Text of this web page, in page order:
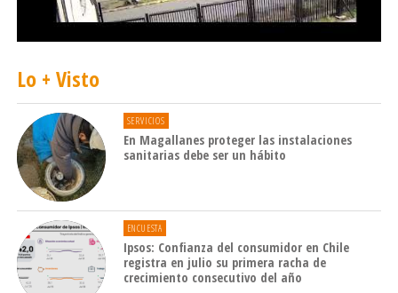
Lo + Visto
SERVICIOS
En Magallanes proteger las instalaciones
sanitarias debe ser un hábito
ENCUESTA
Ipsos: Confianza del consumidor en Chile
registra en julio su primera racha de
crecimiento consecutivo del año